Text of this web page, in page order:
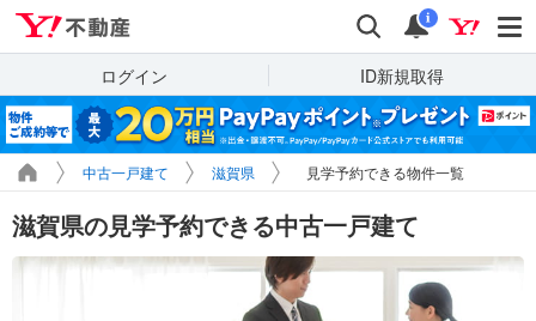
検索 通知
i
ログイン ID新規取得
中古一戸建て 滋賀県 見学予約できる物件一覧
滋賀県の見学予約できる中古一戸建て